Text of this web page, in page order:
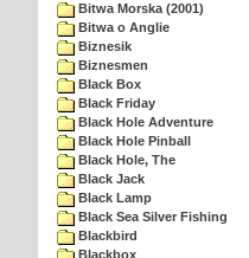
Bitwa Morska (2001)
Bitwa o Anglie
Biznesik
Biznesmen
Black Box
Black Friday
Black Hole Adventure
Black Hole Pinball
Black Hole, The
Black Jack
Black Lamp
Black Sea Silver Fishing
Blackbird
Blackbox